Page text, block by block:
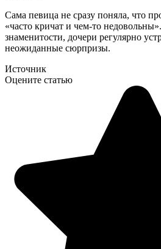
Сама певица не сразу поняла, что
«часто кричат и чем-то
знаменитости, дочери регулярно
неожиданные сюрпризы.
Источник
Оцените статью